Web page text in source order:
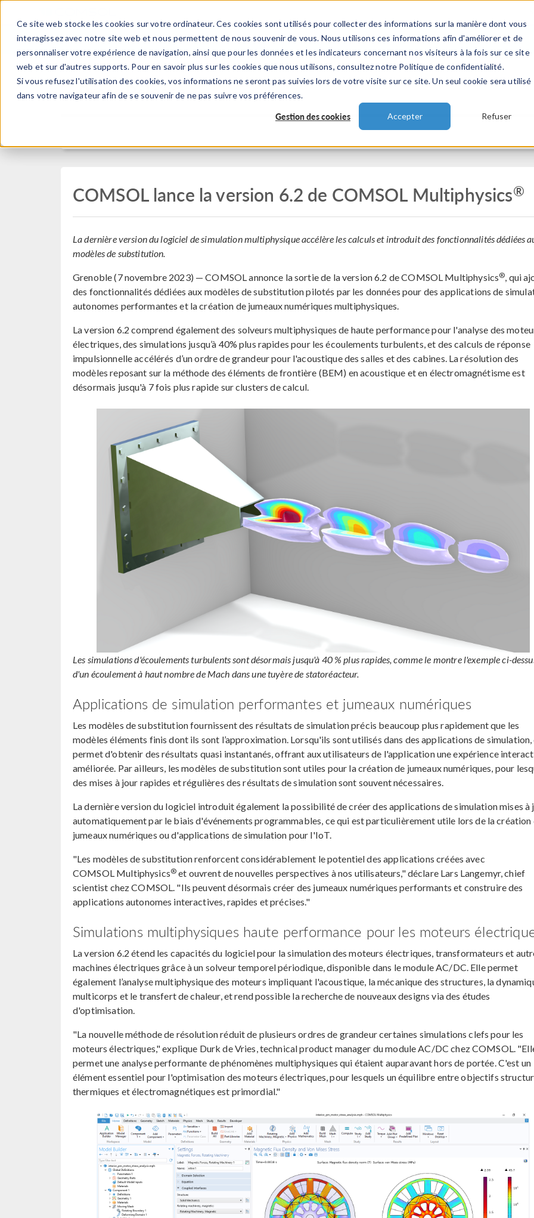
Ce site web stocke les cookies sur votre ordinateur. Ces cookies sont utilisés pour collecter des informations sur la manière dont vous
interagissez avec notre site web et nous permettent de nous souvenir de vous. Nous utilisons ces informations afin d'améliorer et de
personnaliser votre expérience de navigation, ainsi que pour les données et les indicateurs concernant nos visiteurs à la fois sur ce site
web et sur d'autres supports. Pour en savoir plus sur les cookies que nous utilisons, consultez notre Politique de confidentialité.
Si vous refusez l'utilisation des cookies, vos informations ne seront pas suivies lors de votre visite sur ce site. Un seul cookie sera utilisé
dans votre navigateur afin de se souvenir de ne pas suivre vos préférences.
Gestion des cookies Accepter Refuser
PRODUITS INDUSTRIES VIDEOS
Press Release
COMSOL lance la version 6.2 de COMSOL Multiphysics®
La dernière version du logiciel de simulation multiphysique accélère les calculs et introduit des fonctionnalités dédiées
modèles de substitution.
Grenoble (7 novembre 2023) — COMSOL annonce la sortie de la version 6.2 de COMSOL Multiphysics®, qui
des fonctionnalités dédiées aux modèles de substitution pilotés par les données pour des applications de
autonomes performantes et la création de jumeaux numériques multiphysiques.
La version 6.2 comprend également des solveurs multiphysiques de haute performance pour l'analyse des
électriques, des simulations jusqu’à 40% plus rapides pour les écoulements turbulents, et des calculs de réponse
impulsionnelle accélérés d’un ordre de grandeur pour l'acoustique des salles et des cabines. La résolution des
modèles reposant sur la méthode des éléments de frontière (BEM) en acoustique et en électromagnétisme est
désormais jusqu'à 7 fois plus rapide sur clusters de calcul.
Les simulations d'écoulements turbulents sont désormais jusqu'à 40 % plus rapides, comme le montre l'exemple ci-
d'un écoulement à haut nombre de Mach dans une tuyère de statoréacteur.
Applications de simulation performantes et jumeaux numériques
Les modèles de substitution fournissent des résultats de simulation précis beaucoup plus rapidement que les
modèles éléments finis dont ils sont l’approximation. Lorsqu'ils sont utilisés dans des applications de simulation,
permet d'obtenir des résultats quasi instantanés, offrant aux utilisateurs de l'application une expérience
améliorée. Par ailleurs, les modèles de substitution sont utiles pour la création de jumeaux numériques, pour
des mises à jour rapides et régulières des résultats de simulation sont souvent nécessaires.
La dernière version du logiciel introduit également la possibilité de créer des applications de simulation mises à
automatiquement par le biais d'événements programmables, ce qui est particulièrement utile lors de la création
jumeaux numériques ou d'applications de simulation pour l'IoT.
"Les modèles de substitution renforcent considérablement le potentiel des applications créées avec
COMSOL Multiphysics® et ouvrent de nouvelles perspectives à nos utilisateurs," déclare Lars Langemyr, chief
scientist chez COMSOL. "Ils peuvent désormais créer des jumeaux numériques performants et construire des
applications autonomes interactives, rapides et précises."
Simulations multiphysiques haute performance pour les moteurs
La version 6.2 étend les capacités du logiciel pour la simulation des moteurs électriques, transformateurs et
machines électriques grâce à un solveur temporel périodique, disponible dans le module AC/DC. Elle permet
également l’analyse multiphysique des moteurs impliquant l'acoustique, la mécanique des structures, la
multicorps et le transfert de chaleur, et rend possible la recherche de nouveaux designs via des études
d'optimisation.
"La nouvelle méthode de résolution réduit de plusieurs ordres de grandeur certaines simulations clefs pour les
moteurs électriques," explique Durk de Vries, technical product manager du module AC/DC chez COMSOL.
permet une analyse performante de phénomènes multiphysiques qui étaient auparavant hors de portée. C'est un
élément essentiel pour l'optimisation des moteurs électriques, pour lesquels un équilibre entre objectifs
thermiques et électromagnétiques est primordial."